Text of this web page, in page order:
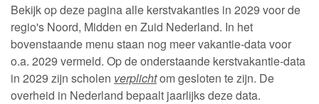
Bekijk op deze pagina alle kerstvakanties in 2029 voor de
regio's Noord, Midden en Zuid Nederland. In het
bovenstaande menu staan nog meer vakantie-data voor
o.a. 2029 vermeld. Op de onderstaande kerstvakantie-data
in 2029 zijn scholen verplichtom gesloten te zijn. De
overheid in Nederland bepaalt jaarlijks deze data.